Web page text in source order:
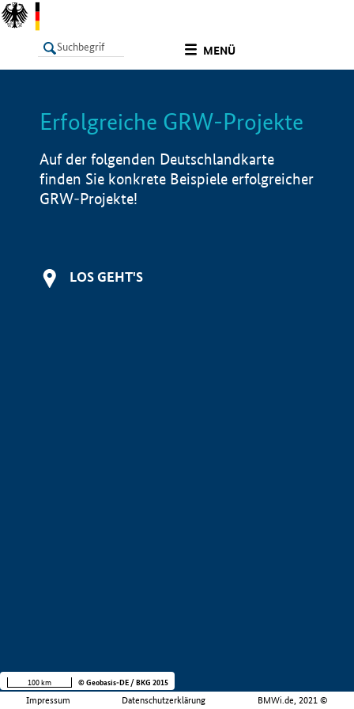
MENÜ
LISTE Info
Erfolgreiche GRW-Projekte
Auf der folgenden Deutschlandkarte
finden Sie konkrete Beispiele erfolgreicher
GRW-Projekte!
LOS GEHT'S
Impressum Datenschutzerklärung BMWi.de, 2021 ©
100 km © Geobasis-DE / BKG 2015